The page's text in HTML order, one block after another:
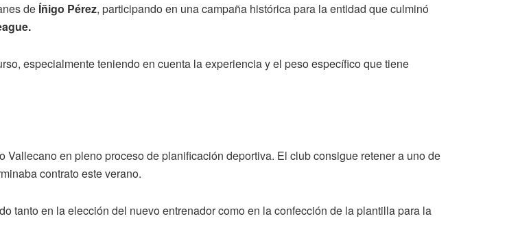
de Íñigo Pérez, participando en una campaña histórica para la entidad que culminó
especialmente teniendo en cuenta la experiencia y el peso específico que tiene
en pleno proceso de planificación deportiva. El club consigue retener a uno de
contrato este verano.
tanto en la elección del nuevo entrenador como en la confección de la plantilla para la